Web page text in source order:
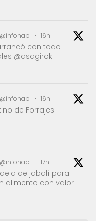
@infonap · 16h
con todo
@asagirok
@infonap · 16h
de Forrajes
@infonap · 17h
de jabalí para
alimento con valor